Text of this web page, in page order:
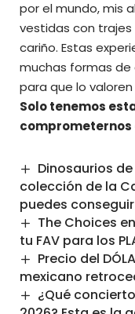
por el mundo, mis
vestidas con trajes
cariño. Estas
muchas formas de
para que lo valoren
Solo tenemos
Dinosaurios
colección de la
puedes
The Choices
tu FAV para los
Precio del
mexicano
¿Qué